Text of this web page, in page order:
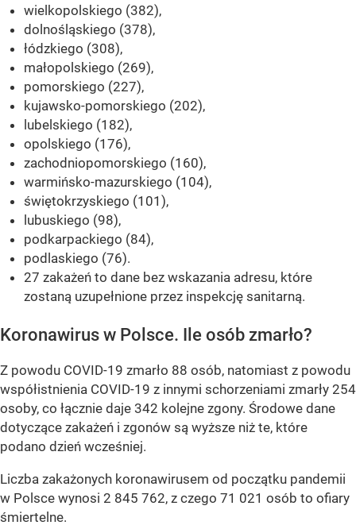
wielkopolskiego (382),
dolnośląskiego (378),
łódzkiego (308),
małopolskiego (269),
pomorskiego (227),
kujawsko-pomorskiego (202),
lubelskiego (182),
opolskiego (176),
zachodniopomorskiego (160),
warmińsko-mazurskiego (104),
świętokrzyskiego (101),
lubuskiego (98),
podkarpackiego (84),
podlaskiego (76).
27 zakażeń to dane bez wskazania adresu, które
zostaną uzupełnione przez inspekcję sanitarną.
Koronawirus w Polsce. Ile osób zmarło?
Z powodu COVID-19 zmarło 88 osób, natomiast z powodu
współistnienia COVID-19 z innymi schorzeniami zmarły 254
osoby, co łącznie daje 342 kolejne zgony. Środowe dane
dotyczące zakażeń i zgonów są wyższe niż te, które
podano dzień wcześniej.
Liczba zakażonych koronawirusem od początku pandemii
w Polsce wynosi 2 845 762, z czego 71 021 osób to ofiary
śmiertelne.